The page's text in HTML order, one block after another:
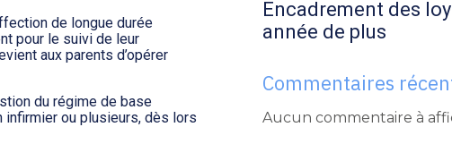
de longue durée
pour le suivi de leur
aux parents d’opérer
du régime de base
infirmier ou plusieurs, dès lors
Encadrement des
année de plus
Commentaires
Aucun commentaire à